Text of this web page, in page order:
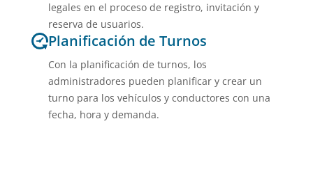
legales en el proceso de registro, invitación y
reserva de usuarios.
Planificación de Turnos
Con la planificación de turnos, los
administradores pueden planificar y crear un
turno para los vehículos y conductores con una
fecha, hora y demanda.